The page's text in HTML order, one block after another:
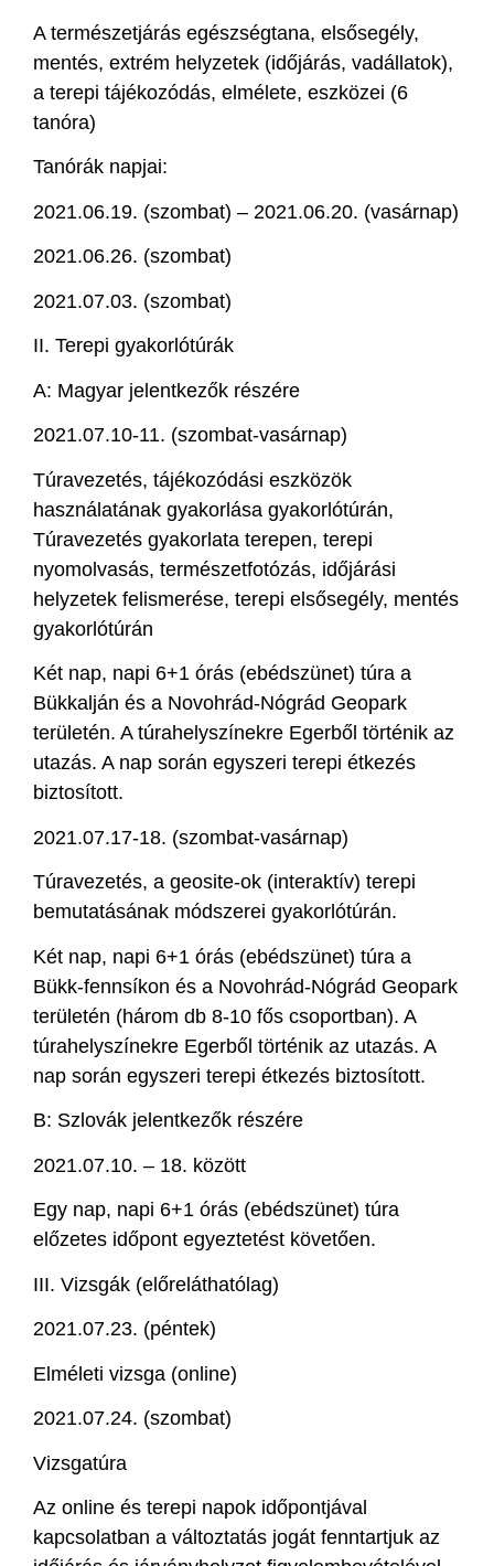
A természetjárás egészségtana, elsősegély,
mentés, extrém helyzetek (időjárás, vadállatok),
a terepi tájékozódás, elmélete, eszközei (6
tanóra)
Tanórák napjai:
2021.06.19. (szombat) – 2021.06.20. (vasárnap)
2021.06.26. (szombat)
2021.07.03. (szombat)
II. Terepi gyakorlótúrák
A: Magyar jelentkezők részére
2021.07.10-11. (szombat-vasárnap)
Túravezetés, tájékozódási eszközök
használatának gyakorlása gyakorlótúrán,
Túravezetés gyakorlata terepen, terepi
nyomolvasás, természetfotózás, időjárási
helyzetek felismerése, terepi elsősegély, mentés
gyakorlótúrán
Két nap, napi 6+1 órás (ebédszünet) túra a
Bükkalján és a Novohrád-Nógrád Geopark
területén. A túrahelyszínekre Egerből történik az
utazás. A nap során egyszeri terepi étkezés
biztosított.
2021.07.17-18. (szombat-vasárnap)
Túravezetés, a geosite-ok (interaktív) terepi
bemutatásának módszerei gyakorlótúrán.
Két nap, napi 6+1 órás (ebédszünet) túra a
Bükk-fennsíkon és a Novohrád-Nógrád Geopark
területén (három db 8-10 fős csoportban). A
túrahelyszínekre Egerből történik az utazás. A
nap során egyszeri terepi étkezés biztosított.
B: Szlovák jelentkezők részére
2021.07.10. – 18. között
Egy nap, napi 6+1 órás (ebédszünet) túra
előzetes időpont egyeztetést követően.
III. Vizsgák (előreláthatólag)
2021.07.23. (péntek)
Elméleti vizsga (online)
2021.07.24. (szombat)
Vizsgatúra
Az online és terepi napok időpontjával
kapcsolatban a változtatás jogát fenntartjuk az